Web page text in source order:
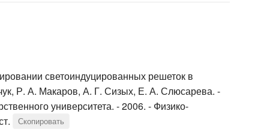
светоиндуцированных решеток в
Р. А. Макаров, А. Г. Сизых, Е. А. Слюсарева. -
университета. - 2006. - Физико-
Скопировать